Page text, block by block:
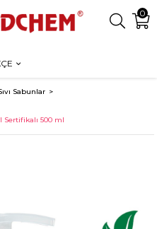
0
Sabunlar
Sertifikalı 500 ml